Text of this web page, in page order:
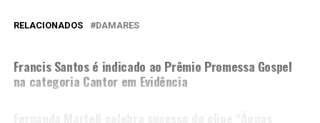
RELACIONADOS DAMARES
Francis Santos é indicado ao Prêmio Promessa Gospel
na categoria Cantor em Evidência